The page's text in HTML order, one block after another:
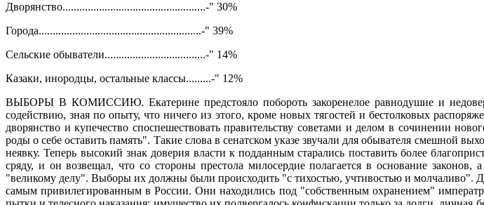
Дворянство...................................................-" 30%
Города..........................................................-" 39%
Сельские обыватели....................................-" 14%
Казаки, инородцы, остальные классы.........-" 12%
ВЫБОРЫ В КОМИССИЮ. Екатерине предстояло побороть закоренелое равнодушие и
содействию, зная по опыту, что ничего из этого, кроме новых тягостей и бестолковых
дворянство и купечество споспешествовать правительству советами и делом в сочинении
роды о себе оставить память". Такие слова в сенатском указе звучали для обывателя смешной
неявку. Теперь высокий знак доверия власти к подданным старались поставить более
сряду, и он возвещал, что со стороны престола милосердие полагается в основание
"великому делу". Выборы их должны были происходить "с тихостью, учтивостью и молчаливо".
самым привилегированным в России. Они находились под "собственным охранением"